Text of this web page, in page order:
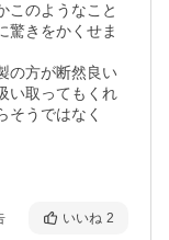
このようなこと
驚きをかくせま
の方が断然良い
い取ってもくれ
そうではなく
いいね 2